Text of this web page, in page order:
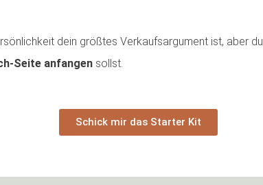
dein größtes Verkaufsargument ist, aber du
Seite anfangensollst.
Schick mir das Starter Kit